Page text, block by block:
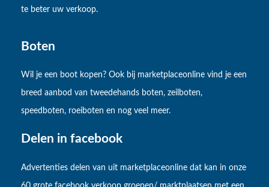
te beter uw verkoop.
Boten
Wil je een boot kopen? Ook bij marketplaceonline vind je een
breed aanbod van tweedehands boten, zeilboten,
speedboten, roeiboten en nog veel meer.
Delen in facebook
Advertenties delen van uit marketplaceonline dat kan in onze